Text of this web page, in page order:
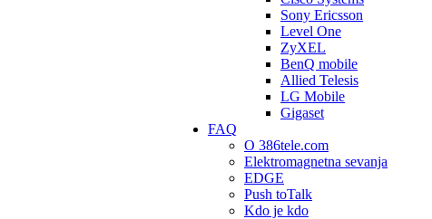
Sony Ericsson
Level One
ZyXEL
BenQ mobile
Allied Telesis
LG Mobile
Gigaset
FAQ
O 386tele.com
Elektromagnetna sevanja
EDGE
Push toTalk
Kdo je kdo